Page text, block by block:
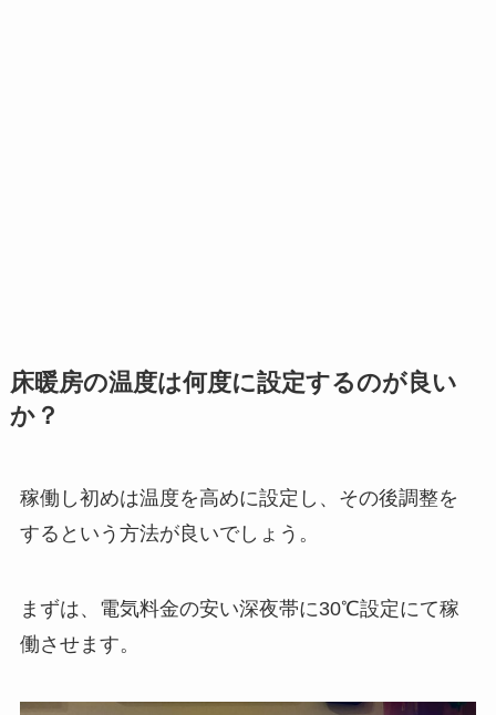
床暖房の温度は何度に設定するのが良い
か？
稼働し初めは温度を高めに設定し、その後調整を
するという方法が良いでしょう。
まずは、電気料金の安い深夜帯に30℃設定にて稼
働させます。